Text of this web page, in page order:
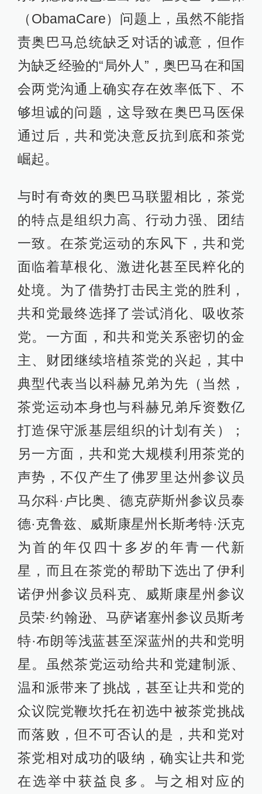
（ObamaCare）问题上，虽然不能指
责奥巴马总统缺乏对话的诚意，但作
为缺乏经验的“局外人”，奥巴马在和国
会两党沟通上确实存在效率低下、不
够坦诚的问题，这导致在奥巴马医保
通过后，共和党决意反抗到底和茶党
崛起。
与时有奇效的奥巴马联盟相比，茶党
的特点是组织力高、行动力强、团结
一致。在茶党运动的东风下，共和党
面临着草根化、激进化甚至民粹化的
处境。为了借势打击民主党的胜利，
共和党最终选择了尝试消化、吸收茶
党。一方面，和共和党关系密切的金
主、财团继续培植茶党的兴起，其中
典型代表当以科赫兄弟为先（当然，
茶党运动本身也与科赫兄弟斥资数亿
打造保守派基层组织的计划有关）；
另一方面，共和党大规模利用茶党的
声势，不仅产生了佛罗里达州参议员
马尔科·卢比奥、德克萨斯州参议员泰
德·克鲁兹、威斯康星州长斯考特·沃克
为首的年仅四十多岁的年青一代新
星，而且在茶党的帮助下选出了伊利
诺伊州参议员科克、威斯康星州参议
员荣·约翰逊、马萨诸塞州参议员斯考
特·布朗等浅蓝甚至深蓝州的共和党明
星。虽然茶党运动给共和党建制派、
温和派带来了挑战，甚至让共和党的
众议院党鞭坎托在初选中被茶党挑战
而落败，但不可否认的是，共和党对
茶党相对成功的吸纳，确实让共和党
在选举中获益良多。与之相对应的